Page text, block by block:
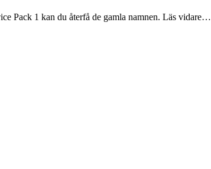
Pack 1 kan du återfå de gamla namnen. Läs vidare…